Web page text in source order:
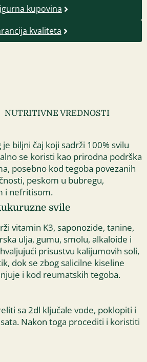
kupovina
kvaliteta
NUTRITIVNE VREDNOSTI
biljni čaj koji sadrži 100% svilu
se koristi kao prirodna podrška
posebno kod tegoba povezanih
peskom u bubregu,
i nefritisom.
svile
vitamin K3, saponozide, tanine,
ulja, gumu, smolu, alkaloide i
prisustvu kalijumovih soli,
dok se zbog salicilne kiseline
i kod reumatskih tegoba.
sa 2dl ključale vode, poklopiti i
Nakon toga procediti i koristiti